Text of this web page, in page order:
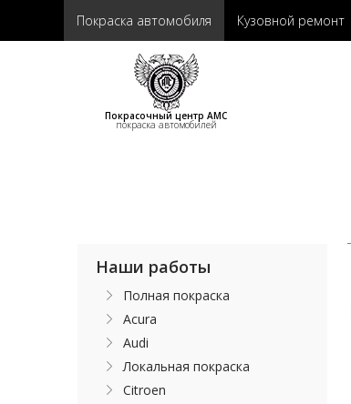
Покраска автомобиля Кузовной ремонт
Покрасочный центр АМС
покраска автомобилей
Наши работы
Полная покраска
Acura
Audi
Локальная покраска
Citroen